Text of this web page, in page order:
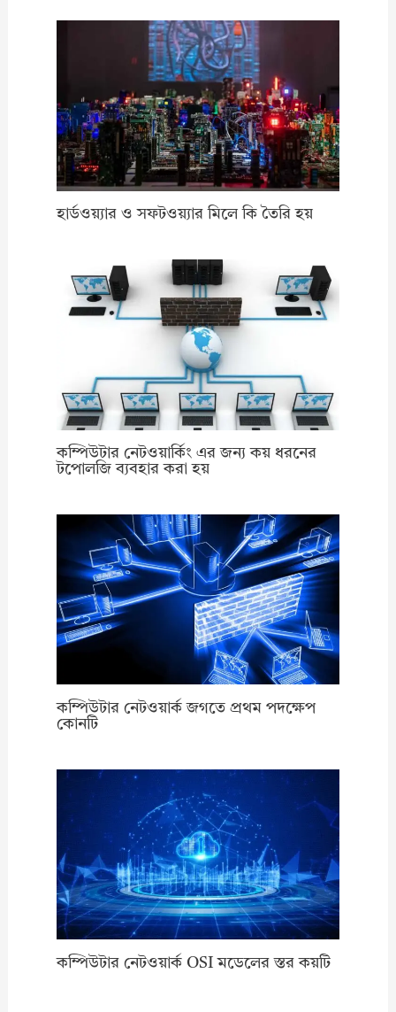
হার্ডওয়্যার ও সফটওয়্যার মিলে কি তৈরি হয়
কম্পিউটার নেটওয়ার্কিং এর জন্য কয় ধরনের
টপোলজি ব্যবহার করা হয়
কম্পিউটার নেটওয়ার্ক জগতে প্রথম পদক্ষেপ
কোনটি
কম্পিউটার নেটওয়ার্ক OSI মডেলের স্তর কয়টি